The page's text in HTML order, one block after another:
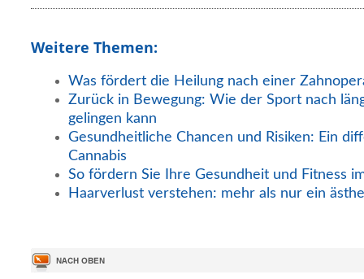
Weitere Themen:
Was fördert die Heilung nach einer
Zurück in Bewegung: Wie der Sport nach
gelingen kann
Gesundheitliche Chancen und Risiken: Ein
Cannabis
So fördern Sie Ihre Gesundheit und Fitness
Haarverlust verstehen: mehr als nur ein